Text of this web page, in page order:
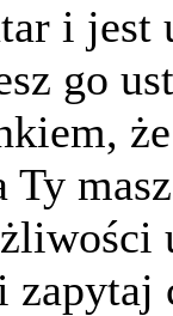
i jest
go
Ty